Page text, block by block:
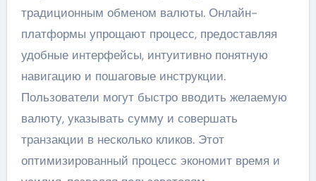
традиционным обменом валюты. Онлайн-
платформы упрощают процесс, предоставляя
удобные интерфейсы, интуитивно понятную
навигацию и пошаговые инструкции.
Пользователи могут быстро вводить желаемую
валюту, указывать сумму и совершать
транзакции в несколько кликов. Этот
оптимизированный процесс экономит время и